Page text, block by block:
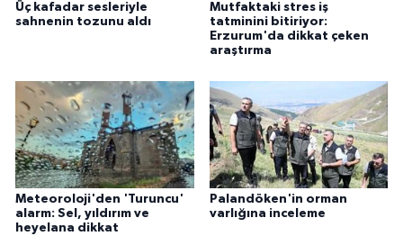
Üç kafadar sesleriyle
sahnenin tozunu aldı
Mutfaktaki stres iş
tatminini bitiriyor:
Erzurum'da dikkat çeken
araştırma
Meteoroloji'den 'Turuncu'
alarm: Sel, yıldırım ve
heyelana dikkat
Palandöken'in orman
varlığına inceleme